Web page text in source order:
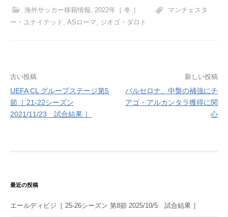
海外サッカー移籍情報, 2022年［ 冬 ］
マンチェスタ
ー・ユナイテッド
ASローマ ジオゴ・ダロト
投
稿
ナ
シ
ョ
古い投稿
UEFA CL グループステージ第5
節［ 21-22シーズン
2021/11/23 試合結果 ］
新しい投稿
バルセロナ、中盤の補強にチ
アゴ・アルカンタラ獲得に関
心
最近の投稿
エールディビジ［ 25-26シーズン 第8節 2025/10/5 試合結果 ］